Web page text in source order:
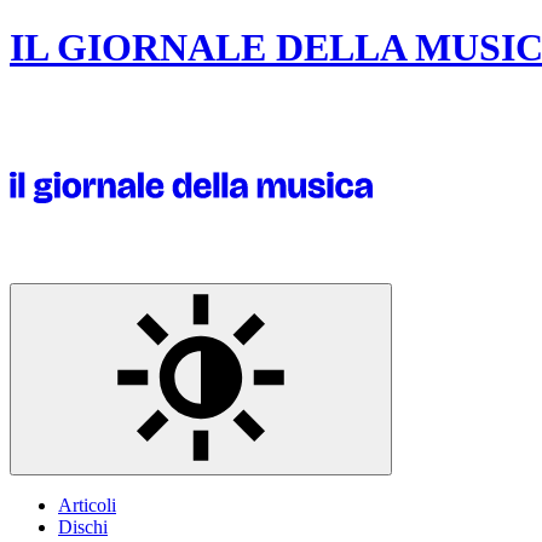
IL GIORNALE DELLA
Articoli
Dischi